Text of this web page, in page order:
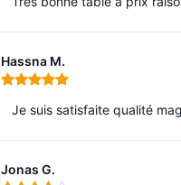
Hassna M.
Note : 5 sur 5
Je suis satisfaite qualité
Jonas G.